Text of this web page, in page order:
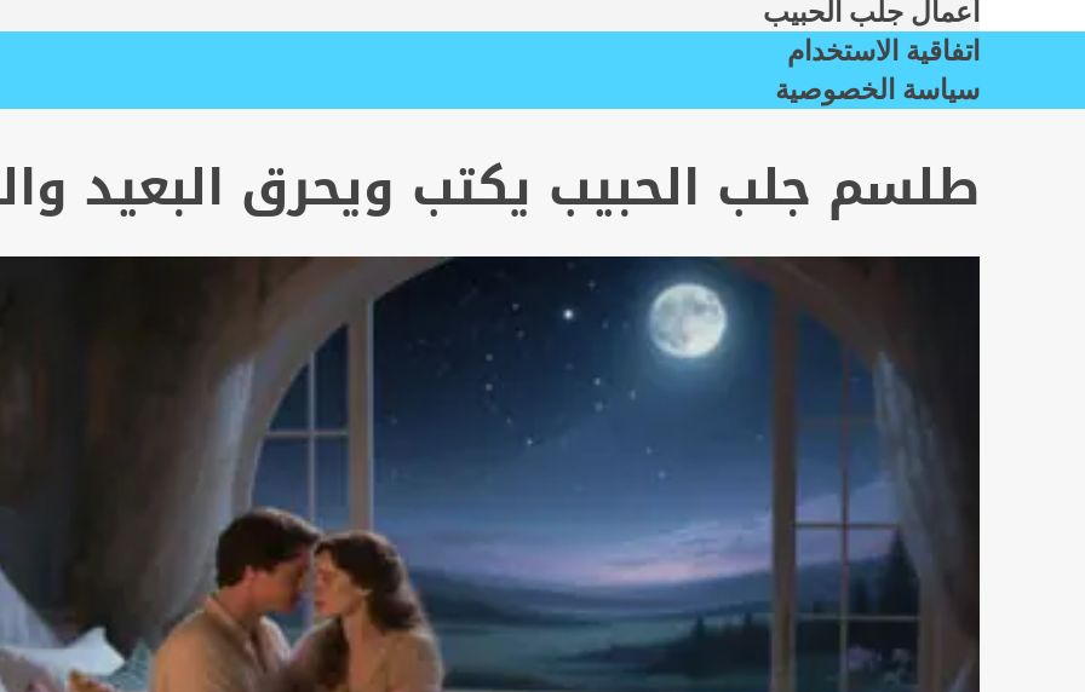
أعمال جلب الحبيب
اتفاقية الاستخدام
سياسة الخصوصية
طلسم جلب الحبيب يكتب ويحرق البعيد